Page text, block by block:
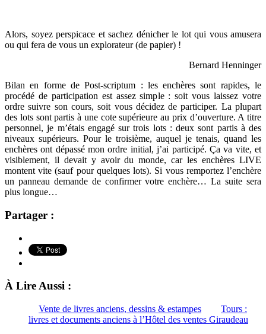
Alors, soyez perspicace et sachez dénicher le lot qui vous amusera
ou qui fera de vous un explorateur (de papier) !
Bernard Henninger
Bilan en forme de Post-scriptum : les enchères sont rapides, le
procédé de participation est assez simple : soit vous laissez votre
ordre suivre son cours, soit vous décidez de participer. La plupart
des lots sont partis à une cote supérieure au prix d’ouverture. A titre
personnel, je m’étais engagé sur trois lots : deux sont partis à des
niveaux supérieurs. Pour le troisième, auquel je tenais, quand les
enchères ont dépassé mon ordre initial, j’ai participé. Ça va vite, et
visiblement, il devait y avoir du monde, car les enchères LIVE
montent vite (sauf pour quelques lots). Si vous remportez l’enchère
un panneau demande de confirmer votre enchère… La suite sera
plus longue…
Partager :
À Lire Aussi :
Vente de livres anciens, dessins & estampes
Tours :
livres et documents anciens à l’Hôtel des ventes Giraudeau